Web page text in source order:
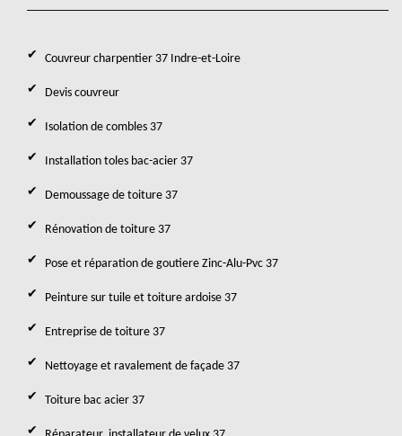
Couvreur charpentier 37 Indre-et-Loire
Devis couvreur
Isolation de combles 37
Installation toles bac-acier 37
Demoussage de toiture 37
Rénovation de toiture 37
Pose et réparation de goutiere Zinc-Alu-Pvc 37
Peinture sur tuile et toiture ardoise 37
Entreprise de toiture 37
Nettoyage et ravalement de façade 37
Toiture bac acier 37